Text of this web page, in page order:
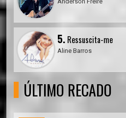
5. Ressuscita-me
Aline Barros
ÚLTIMO RECADO